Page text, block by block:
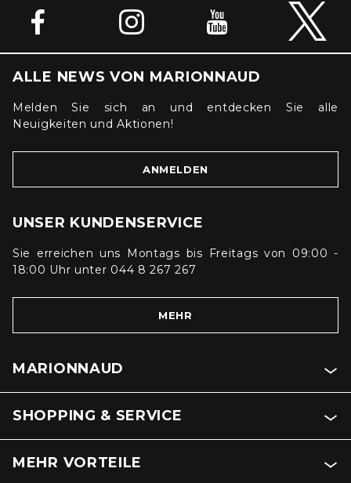
ALLE NEWS VON MARIONNAUD
Melden Sie sich an und entdecken Sie alle
Neuigkeiten und Aktionen!
ANMELDEN
UNSER KUNDENSERVICE
Sie erreichen uns Montags bis Freitags von 09:00 -
18:00 Uhr unter 044 8 267 267
MEHR
MARIONNAUD
SHOPPING & SERVICE
MEHR VORTEILE